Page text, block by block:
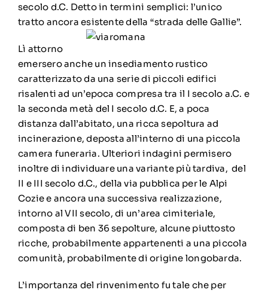
secolo d.C. Detto in termini semplici: l’unico
tratto ancora esistente della “strada delle Gallie”.
Lì attorno
emersero anche un insediamento rustico
caratterizzato da una serie di piccoli edifici
risalenti ad un’epoca compresa tra il I secolo a.C. e
la seconda metà del I secolo d.C. E, a poca
distanza dall’abitato, una ricca sepoltura ad
incinerazione, deposta all’interno di una piccola
camera funeraria. Ulteriori indagini permisero
inoltre di individuare una variante più tardiva, del
II e III secolo d.C., della via pubblica per le Alpi
Cozie e ancora una successiva realizzazione,
intorno al VII secolo, di un’area cimiteriale,
composta di ben 36 sepolture, alcune piuttosto
ricche, probabilmente appartenenti a una piccola
comunità, probabilmente di origine longobarda.
L’importanza del rinvenimento fu tale che per